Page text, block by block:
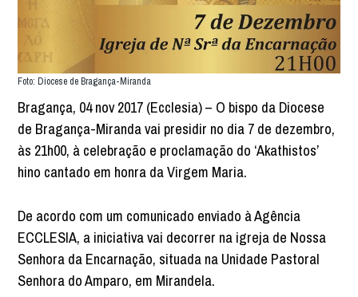
Foto: Diocese de Bragança-Miranda
Bragança, 04 nov 2017 (Ecclesia) – O bispo da Diocese
de Bragança-Miranda vai presidir no dia 7 de dezembro,
às 21h00, à celebração e proclamação do ‘Akathistos’
hino cantado em honra da Virgem Maria.
De acordo com um comunicado enviado à Agência
ECCLESIA, a iniciativa vai decorrer na igreja de Nossa
Senhora da Encarnação, situada na Unidade Pastoral
Senhora do Amparo, em Mirandela.